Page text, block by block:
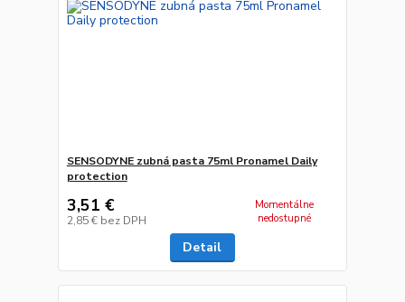
SENSODYNE zubná pasta 75ml Pronamel Daily
protection
3,51 €
2,85 € bez DPH
Momentálne
nedostupné
Detail